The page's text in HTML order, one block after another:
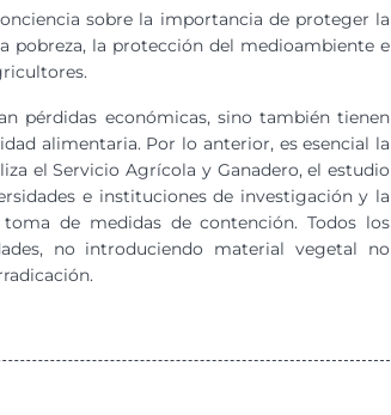
sobre la importancia de proteger la
pobreza, la protección del medioambiente e
pérdidas económicas, sino también tienen
alimentaria. Por lo anterior, es esencial la
el Servicio Agrícola y Ganadero, el estudio
e instituciones de investigación y la
de medidas de contención. Todos los
no introduciendo material vegetal no